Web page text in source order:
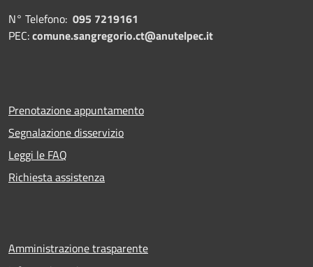
N° Telefono: 095 7219161
PEC:comune.sangregorio.ct@anutelpec.it
Prenotazione appuntamento
Segnalazione disservizio
Leggi le FAQ
Richiesta assistenza
Amministrazione trasparente